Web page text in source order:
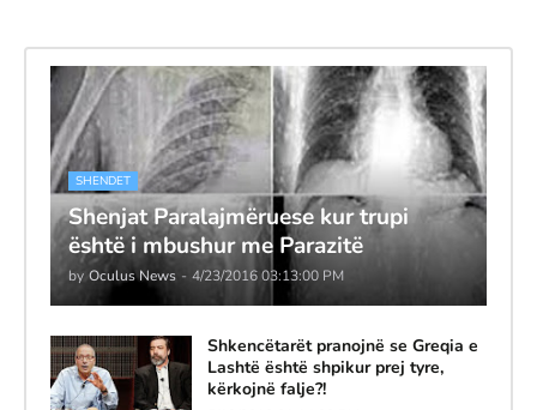
SHENDET
Shenjat Paralajmëruese kur trupi
është i mbushur me Parazitë
by Oculus News - 4/23/2016 03:13:00 PM
Shkencëtarët pranojnë se Greqia e
Lashtë është shpikur prej tyre,
kërkojnë falje?!